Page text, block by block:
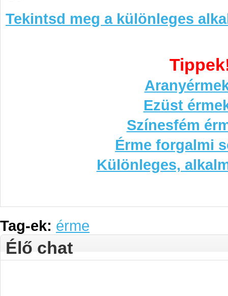
Tekintsd meg a különleges
Ezüst
Színesfém
Érme forgalmi
Különleges,
Tag-ek: érme
Élő chat